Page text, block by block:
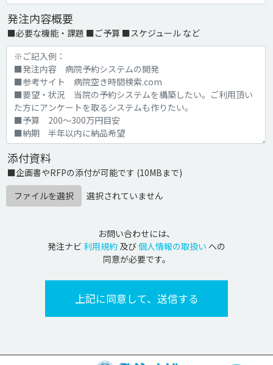
発注内容概要
■必要な機能・課題 ■ご予算 ■スケジュール など
添付資料
■企画書やRFPの添付が可能です (10MBまで)
ファイルを選択
選択されていません
お問い合わせには、
発注ナビ 利用規約 及び個人情報の取扱い への
同意が必要です。